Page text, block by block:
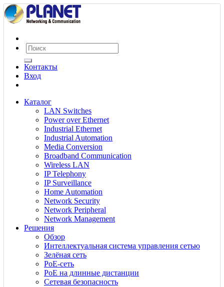
Контакты
Вход
Каталог
LAN Switches
Power over Ethernet
Industrial Ethernet
Industrial Automation
Media Conversion
Broadband Communication
Wireless LAN
IP Telephony
IP Surveillance
Home Automation
Network Security
Network Peripheral
Network Management
Решения
Обзор
Интеллектуальная система управления сетью
Зелёная сеть
PoE-сеть
PoE на длинные дистанции
Сетевая безопасность